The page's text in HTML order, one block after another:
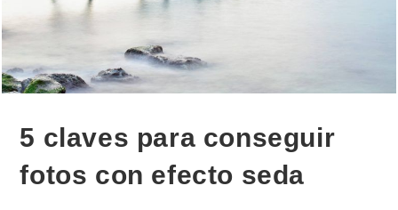
5 claves para conseguir
fotos con efecto seda